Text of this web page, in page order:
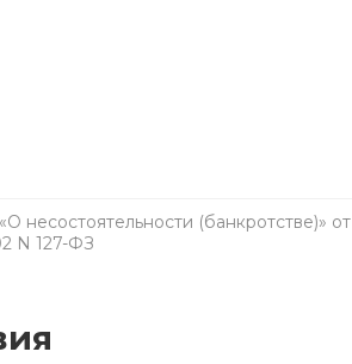
(банкротстве)» от
N 127-ФЗ